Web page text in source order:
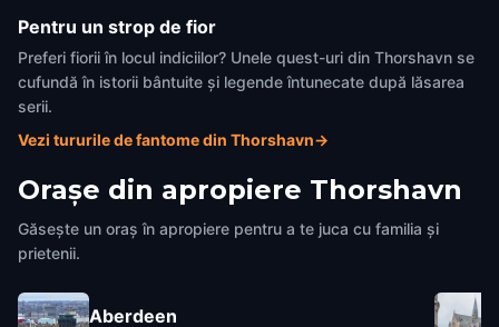
Pentru un strop de fior
Preferi fiorii în locul indiciilor? Unele quest-uri din Thorshavn se
cufundă în istorii bântuite și legende întunecate după lăsarea
serii.
Vezi tururile de fantome din Thorshavn→
Orașe din apropiere Thorshavn
Găsește un oraș în apropiere pentru a te juca cu familia și
prietenii.
Aberdeen